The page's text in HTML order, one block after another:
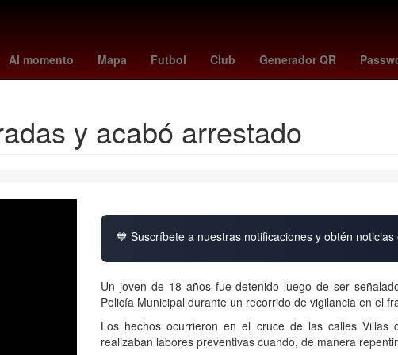
Al momento Mapa Futbol Club Generador QR
battle after another 26 de marzo Venezolanos Boston Celtics Issa
y acabó arrestado
💙 Suscríbete a nuestras notificaciones y obtén
Un joven de 18 años fue detenido luego de ser
Policía Municipal durante un recorrido de vigilancia en el
Los hechos ocurrieron en el cruce de las calles Villas
realizaban labores preventivas cuando, de manera